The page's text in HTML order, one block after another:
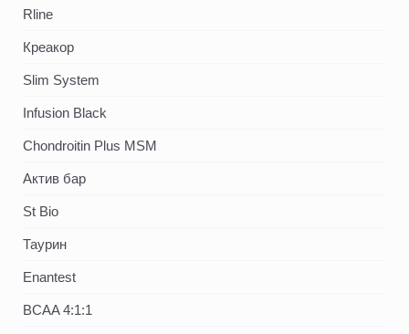
Rline
Креакор
Slim System
Infusion Black
Chondroitin Plus MSM
Актив бар
St Bio
Таурин
Enantest
BCAA 4:1:1